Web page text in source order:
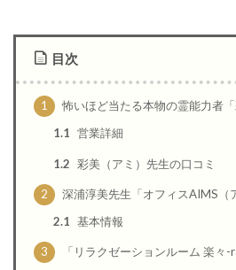
目次
1
怖いほど当たる本物の霊能力者
1.1 営業詳細
1.2 彩美（アミ）先生の口コミ
2
深浦淳美先生「オフィスAIMS（
2.1 基本情報
3
「リラクゼーションルーム 楽々-